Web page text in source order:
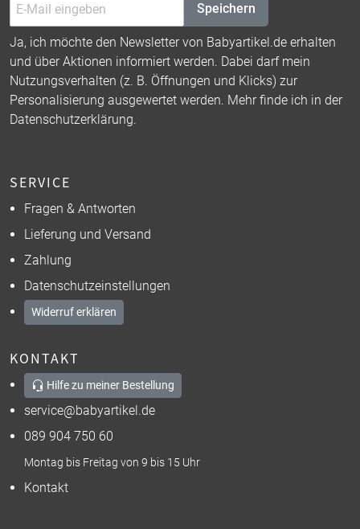
Speichern
Ja, ich möchte den Newsletter von Babyartikel.de erhalten
und über Aktionen informiert werden. Dabei darf mein
Nutzungsverhalten (z. B. Öffnungen und Klicks) zur
Personalisierung ausgewertet werden. Mehr finde ich in der
Datenschutzerklärung.
SERVICE
Fragen & Antworten
Lieferung und Versand
Zahlung
Datenschutzeinstellungen
Widerruf erklären
KONTAKT
Hilfe zu meiner Bestellung
service@babyartikel.de
089 904 750 60
Montag bis Freitag von 9 bis 15 Uhr
Kontakt